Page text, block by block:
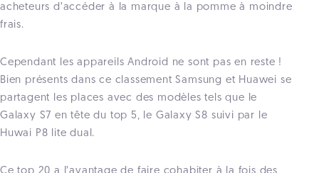
acheteurs d’accéder à la marque à la pomme à moindre
frais.
Cependant les appareils Android ne sont pas en reste !
Bien présents dans ce classement Samsung et Huawei se
partagent les places avec des modèles tels que le
Galaxy S7 en tête du top 5, le Galaxy S8 suivi par le
Huwai P8 lite dual.